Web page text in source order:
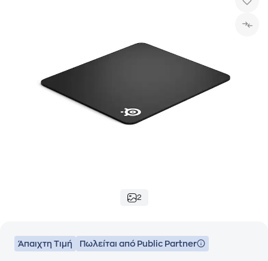
2
Άπαιχτη Τιμή Πωλείται από Public Partner